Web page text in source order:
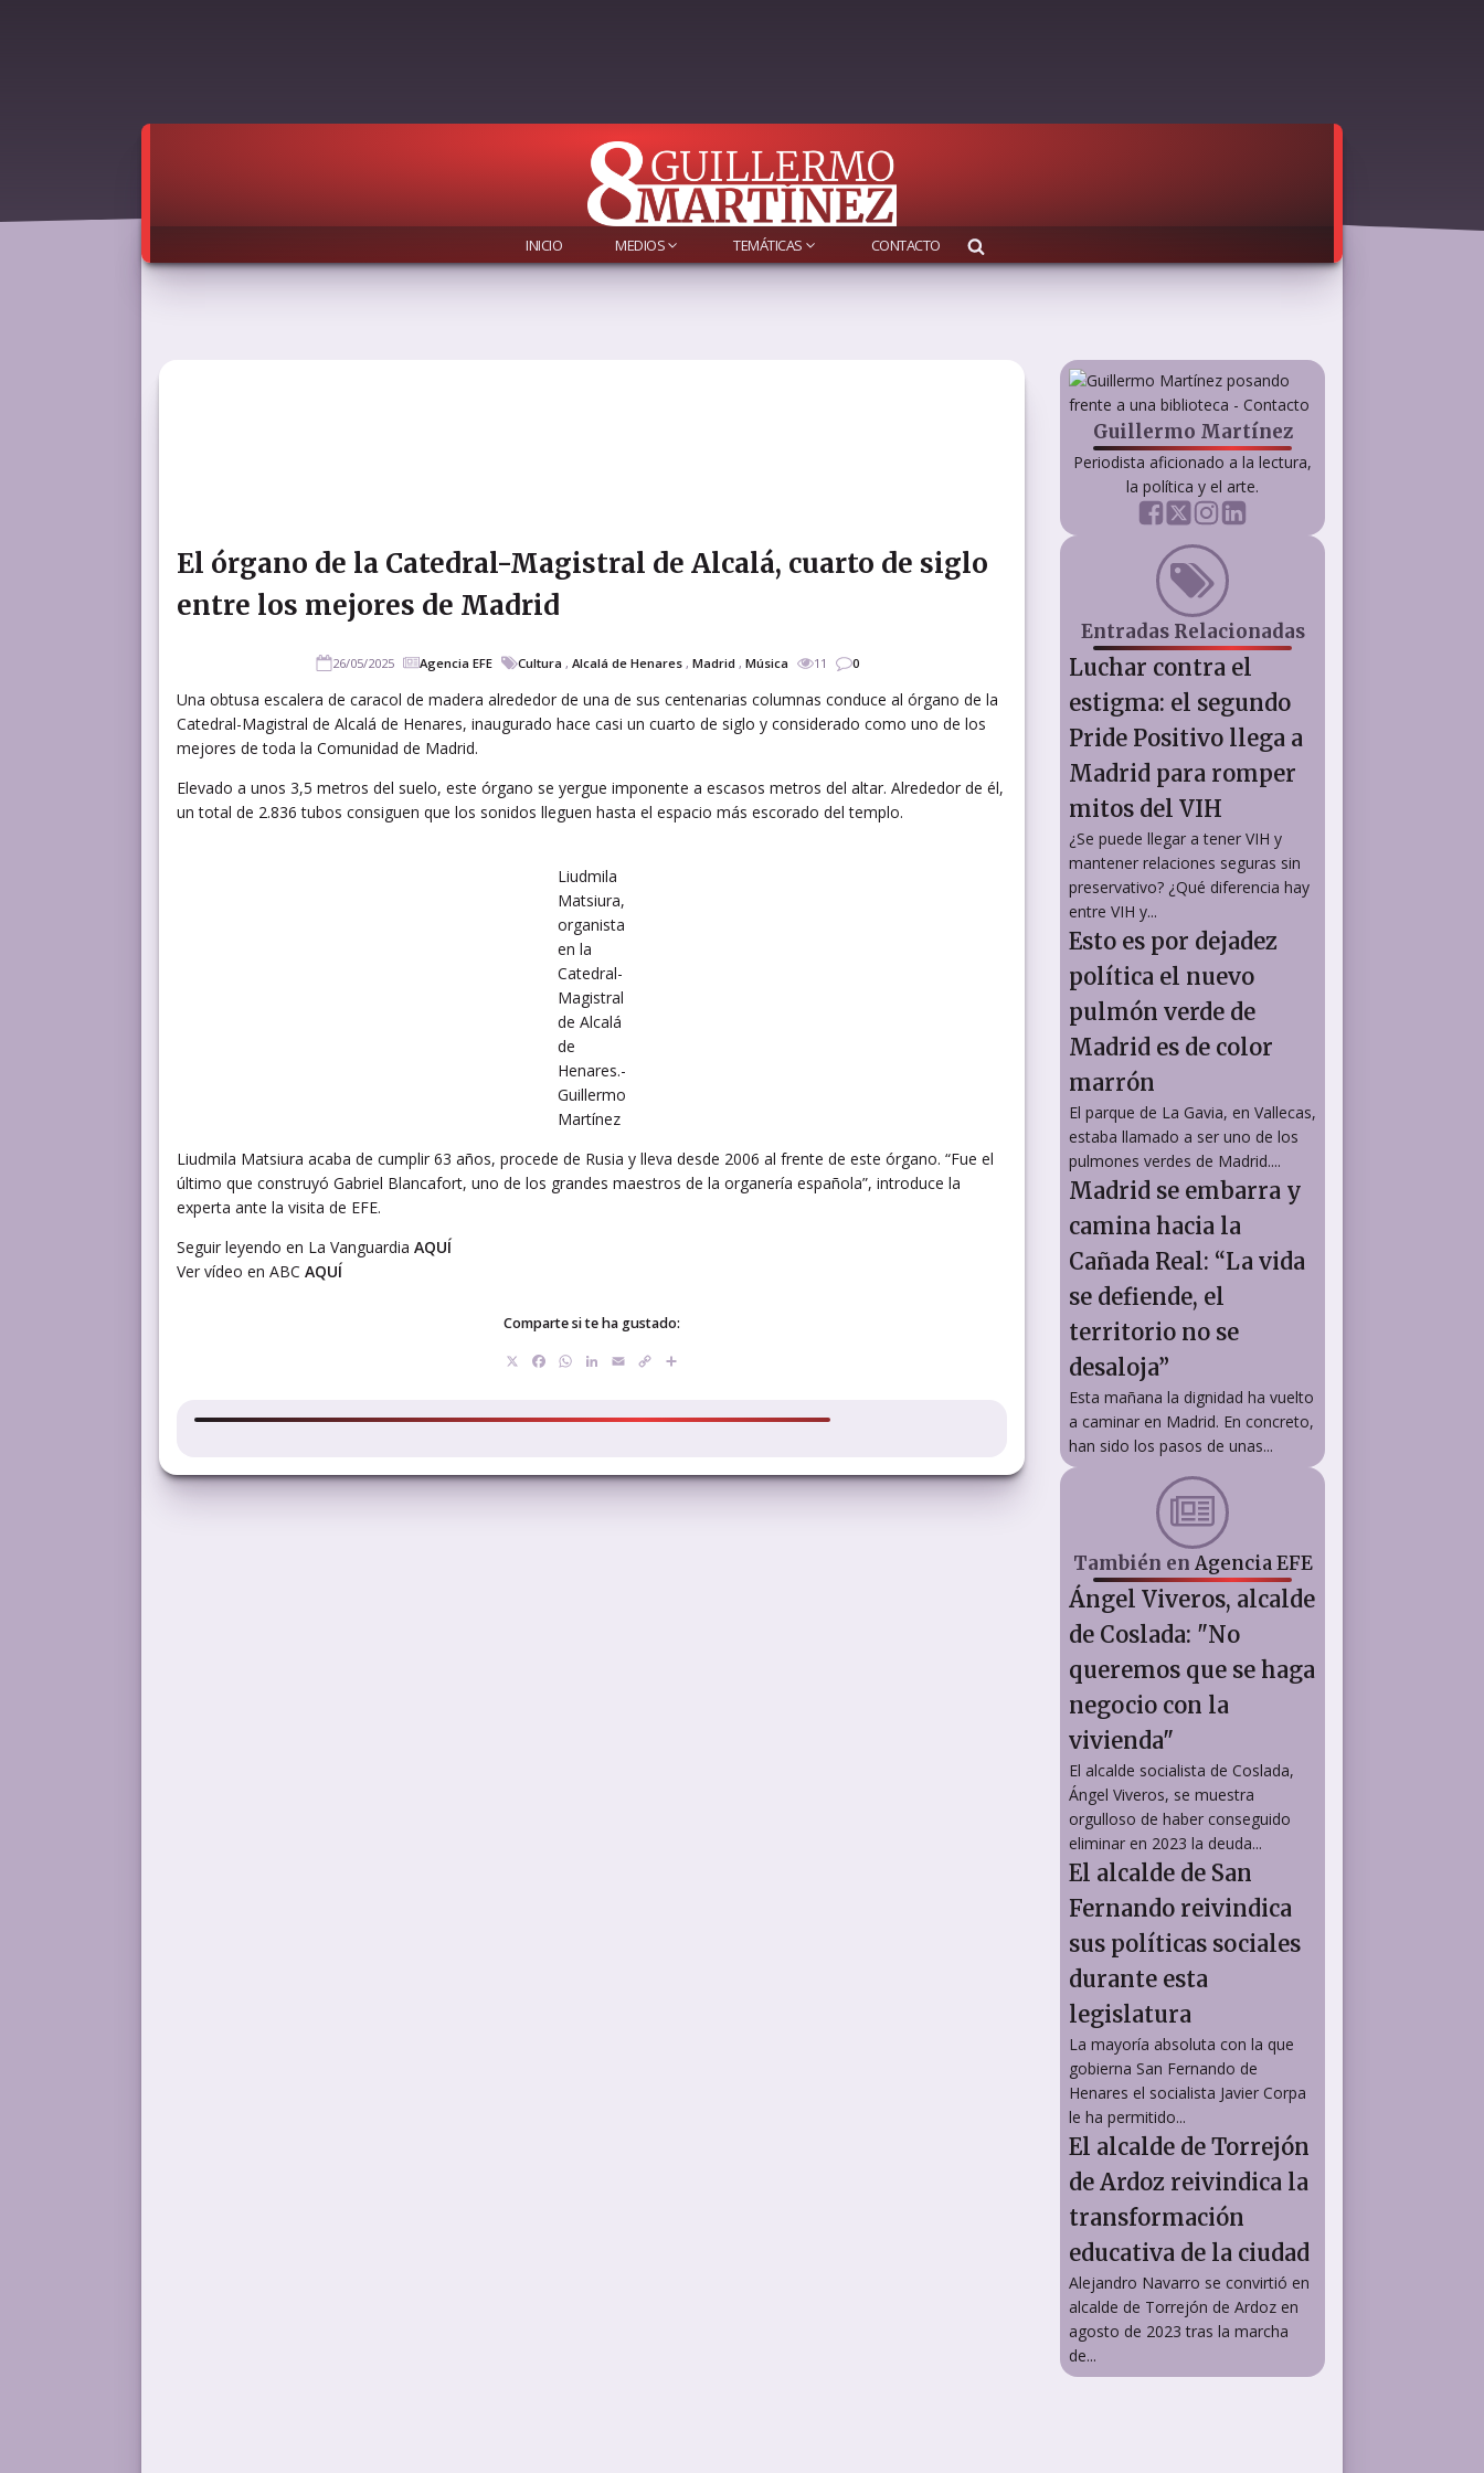
INICIO MEDIOS TEMÁTICAS CONTACTO
El órgano de la Catedral-Magistral de Alcalá, cuarto de siglo
entre los mejores de Madrid
26/05/2025 Agencia EFE Cultura , Alcalá de Henares , Madrid , Música 11 0
Una obtusa escalera de caracol de madera alrededor de una de sus centenarias columnas conduce al órgano de la
Catedral-Magistral de Alcalá de Henares, inaugurado hace casi un cuarto de siglo y considerado como uno de los
mejores de toda la Comunidad de Madrid.
Elevado a unos 3,5 metros del suelo, este órgano se yergue imponente a escasos metros del altar. Alrededor de él,
un total de 2.836 tubos consiguen que los sonidos lleguen hasta el espacio más escorado del templo.
Liudmila
Matsiura,
organista
en la
Catedral-
Magistral
de Alcalá
de
Henares.-
Guillermo
Martínez
Liudmila Matsiura acaba de cumplir 63 años, procede de Rusia y lleva desde 2006 al frente de este órgano. “Fue el
último que construyó Gabriel Blancafort, uno de los grandes maestros de la organería española”, introduce la
experta ante la visita de EFE.
Seguir leyendo en La Vanguardia AQUÍ
Ver vídeo en ABC AQUÍ
Comparte si te ha gustado:
Facebook
WhatsApp
LinkedIn
EmailCopy
Guillermo Martínez
Periodista aficionado a la lectura,
la política y el arte.
Entradas Relacionadas
Luchar contra el
estigma: el segundo
Pride Positivo llega a
Madrid para romper
mitos del VIH
¿Se puede llegar a tener VIH y
mantener relaciones seguras sin
preservativo? ¿Qué diferencia hay
entre VIH y...
Esto es por dejadez
política el nuevo
pulmón verde de
Madrid es de color
marrón
El parque de La Gavia, en Vallecas,
estaba llamado a ser uno de los
pulmones verdes de Madrid....
Madrid se embarra y
camina hacia la
Cañada Real: “La vida
se defiende, el
territorio no se
desaloja”
Esta mañana la dignidad ha vuelto
a caminar en Madrid. En concreto,
han sido los pasos de unas...
También en Agencia EFE
Ángel Viveros, alcalde
de Coslada: "No
queremos que se haga
negocio con la
vivienda"
El alcalde socialista de Coslada,
Ángel Viveros, se muestra
orgulloso de haber conseguido
eliminar en 2023 la deuda...
El alcalde de San
Fernando reivindica
sus políticas sociales
durante esta
legislatura
La mayoría absoluta con la que
gobierna San Fernando de
Henares el socialista Javier Corpa
le ha permitido...
El alcalde de Torrejón
de Ardoz reivindica la
transformación
educativa de la ciudad
Alejandro Navarro se convirtió en
alcalde de Torrejón de Ardoz en
agosto de 2023 tras la marcha
de...